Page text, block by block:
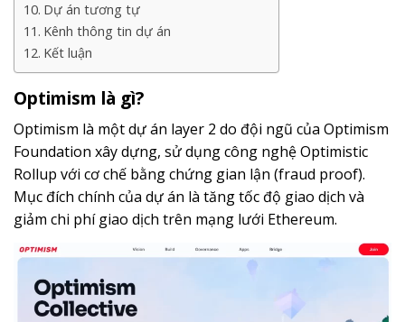
Dự án tương tự
Kênh thông tin dự án
Kết luận
Optimism là gì?
Optimism là một dự án layer 2 do đội ngũ của Optimism
Foundation xây dựng, sử dụng công nghệ Optimistic
Rollup với cơ chế bằng chứng gian lận (fraud proof).
Mục đích chính của dự án là tăng tốc độ giao dịch và
giảm chi phí giao dịch trên mạng lưới Ethereum.